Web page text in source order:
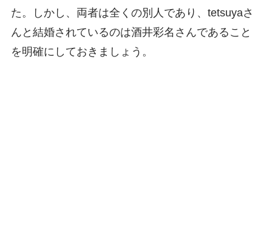
た。しかし、両者は全くの別人であり、tetsuyaさ
んと結婚されているのは酒井彩名さんであること
を明確にしておきましょう。